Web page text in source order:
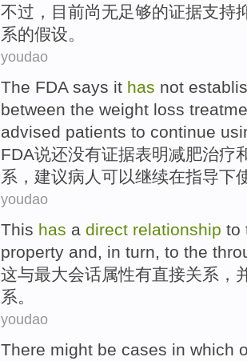
不过 ， 目前尚无足够的证据支持
系的假设。
youdao
The FDA says it has not
between the weight loss
advised patients to continue
FDA说还没有证据表明减肥治疗
系 ， 建议病人 可以继续在指导下
youdao
This has a direct relationship to
property and, in turn, to the
这与最大会话属性有直接关系 ，
系。
youdao
There might be cases in which